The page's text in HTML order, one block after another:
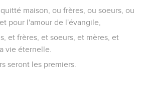
maison, ou frères, ou soeurs, ou
pour l'amour de l'évangile,
et frères, et soeurs, et mères, et
vie éternelle.
seront les premiers.